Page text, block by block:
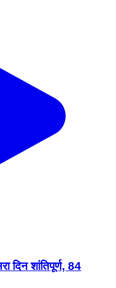
दिन शांतिपूर्ण, 84